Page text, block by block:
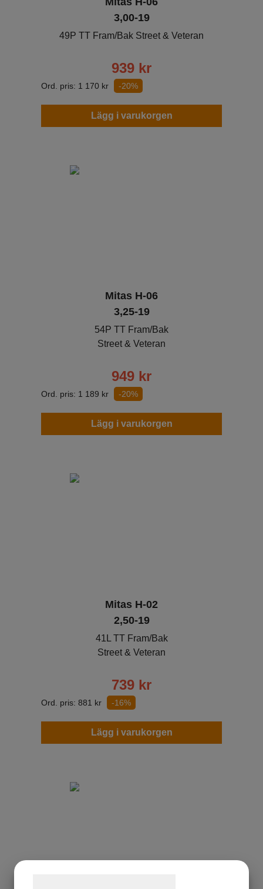
3,00-19
49P TT Fram/Bak Street & Veteran
939 kr
Ord. pris: 1 170 kr -20%
Lägg i varukorgen
Mitas H-06
3,25-19
54P TT Fram/Bak
Street & Veteran
949 kr
Ord. pris: 1 189 kr -20%
Lägg i varukorgen
Mitas H-02
2,50-19
41L TT Fram/Bak
Street & Veteran
739 kr
Ord. pris: 881 kr -16%
Lägg i varukorgen